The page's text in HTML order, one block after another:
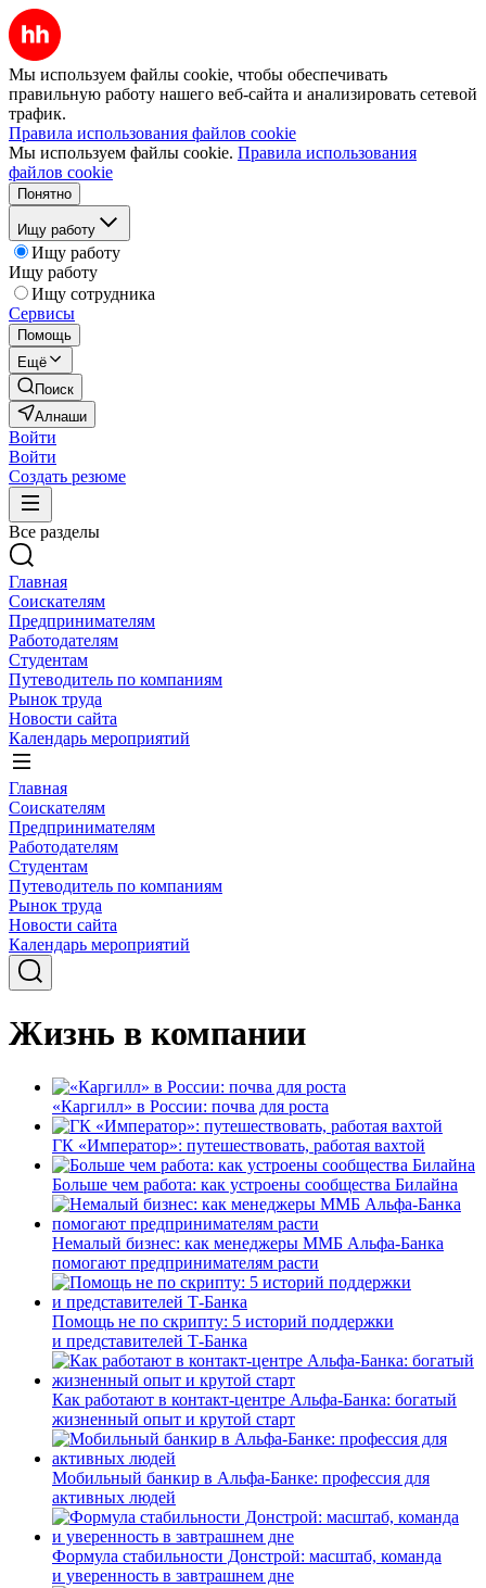
Мы используем файлы cookie, чтобы обеспечивать
правильную работу нашего веб-сайта и анализировать сетевой
трафик.
Правила использования файлов cookie
Мы используем файлы cookie. Правила использования
файлов cookie
Понятно
Ищу работу
Ищу работу
Ищу работу
Ищу сотрудника
Сервисы
Помощь
Ещё
Поиск
Алнаши
Войти
Войти
Создать резюме
Все разделы
Главная
Соискателям
Предпринимателям
Работодателям
Студентам
Путеводитель по компаниям
Рынок труда
Новости сайта
Календарь мероприятий
Главная
Соискателям
Предпринимателям
Работодателям
Студентам
Путеводитель по компаниям
Рынок труда
Новости сайта
Календарь мероприятий
Жизнь в компании
«Каргилл» в России: почва для роста
ГК «Император»: путешествовать, работая вахтой
Больше чем работа: как устроены сообщества Билайна
Немалый бизнес: как менеджеры ММБ Альфа-Банка
помогают предпринимателям расти
Помощь не по скрипту: 5 историй поддержки
и представителей Т-Банка
Как работают в контакт-центре Альфа-Банка: богатый
жизненный опыт и крутой старт
Мобильный банкир в Альфа-Банке: профессия для
активных людей
Формула стабильности Донстрой: масштаб, команда
и уверенность в завтрашнем дне